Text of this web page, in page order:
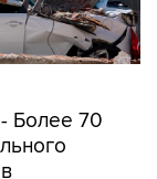
- Более 70